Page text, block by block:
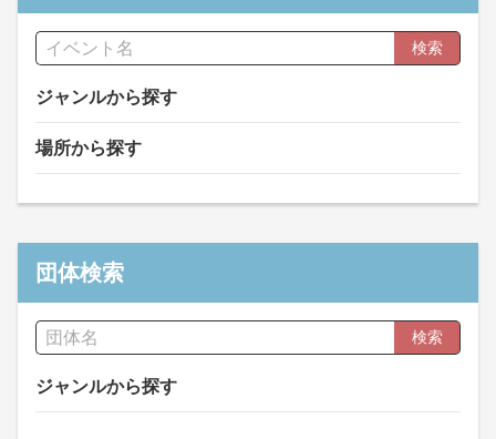
検索
ジャンルから探す
場所から探す
団体検索
検索
ジャンルから探す